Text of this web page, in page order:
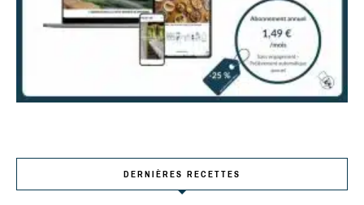
DERNIÈRES RECETTES